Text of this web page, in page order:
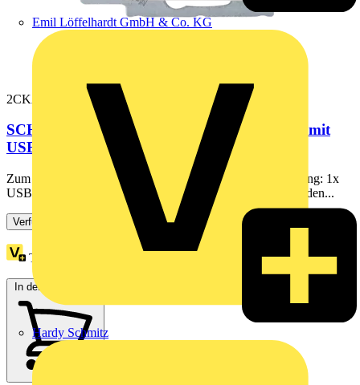
Emil Löffelhardt GmbH & Co. KG
Hardy Schmitz
2CKA002011A6296
SCHUKO® USB-Steckdosen-Einsatz Safety+ mit
USB A/C alpinweiß - Reflex SI
Zum Anschließen von elektrischen Verbrauchern. Ausstattung: 1x
USB-A und 1x USB-C. Der USB-Anschluss dient zum Laden...
Verfügbar: 3 Händler
Treuepunkte:
In den Warenkorb